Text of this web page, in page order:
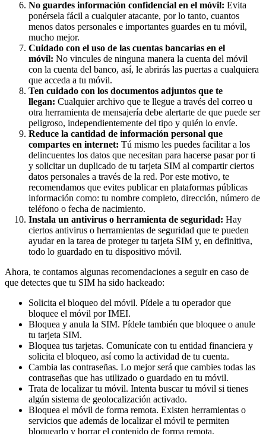
No guardes información confidencial en el móvil: Evita
ponérsela fácil a cualquier atacante, por lo tanto, cuantos
menos datos personales e importantes guardes en tu móvil,
mucho mejor.
Cuidado con el uso de las cuentas bancarias en el
móvil: No vincules de ninguna manera la cuenta del móvil
con la cuenta del banco, así, le abrirás las puertas a cualquiera
que acceda a tu móvil.
Ten cuidado con los documentos adjuntos que te
llegan: Cualquier archivo que te llegue a través del correo u
otra herramienta de mensajería debe alertarte de que puede ser
peligroso, independientemente del tipo y quién lo envíe.
Reduce la cantidad de información personal que
compartes en internet: Tú mismo les puedes facilitar a los
delincuentes los datos que necesitan para hacerse pasar por ti
y solicitar un duplicado de tu tarjeta SIM al compartir ciertos
datos personales a través de la red. Por este motivo, te
recomendamos que evites publicar en plataformas públicas
información como: tu nombre completo, dirección, número de
teléfono o fecha de nacimiento.
Instala un antivirus o herramienta de seguridad: Hay
ciertos antivirus o herramientas de seguridad que te pueden
ayudar en la tarea de proteger tu tarjeta SIM y, en definitiva,
todo lo guardado en tu dispositivo móvil.
Ahora, te contamos algunas recomendaciones a seguir en caso de
que detectes que tu SIM ha sido hackeado:
Solicita el bloqueo del móvil. Pídele a tu operador que
bloquee el móvil por IMEI.
Bloquea y anula la SIM. Pídele también que bloquee o anule
tu tarjeta SIM.
Bloquea tus tarjetas. Comunícate con tu entidad financiera y
solicita el bloqueo, así como la actividad de tu cuenta.
Cambia las contraseñas. Lo mejor será que cambies todas las
contraseñas que has utilizado o guardado en tu móvil.
Trata de localizar tu móvil. Intenta buscar tu móvil si tienes
algún sistema de geolocalización activado.
Bloquea el móvil de forma remota. Existen herramientas o
servicios que además de localizar el móvil te permiten
bloquearlo y borrar el contenido de forma remota.